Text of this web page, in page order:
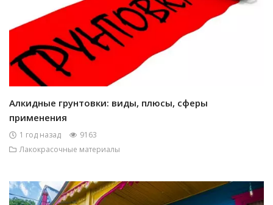
Алкидные грунтовки: виды, плюсы, сферы
применения
1 год назад
9163
Лакокрасочные материалы